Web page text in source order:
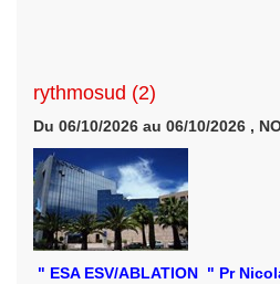
rythmosud (2)
Du 06/10/2026 au 06/10/2026 ,
" ESA ESV/ABLATION " Pr